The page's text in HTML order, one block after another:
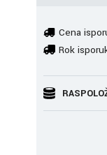
Cena
Rok